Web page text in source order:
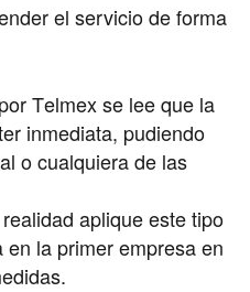
el servicio de forma
Telmex se lee que la
inmediata, pudiendo
o cualquiera de las
aplique este tipo
la primer empresa en